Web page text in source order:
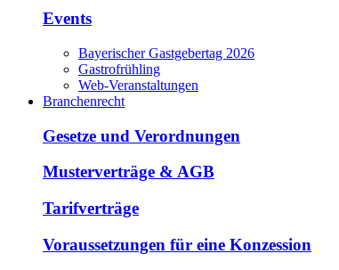
Events
Bayerischer Gastgebertag 2026
Gastrofrühling
Web-Veranstaltungen
Branchenrecht
Gesetze und Verordnungen
Musterverträge & AGB
Tarifverträge
Voraussetzungen für eine Konzession